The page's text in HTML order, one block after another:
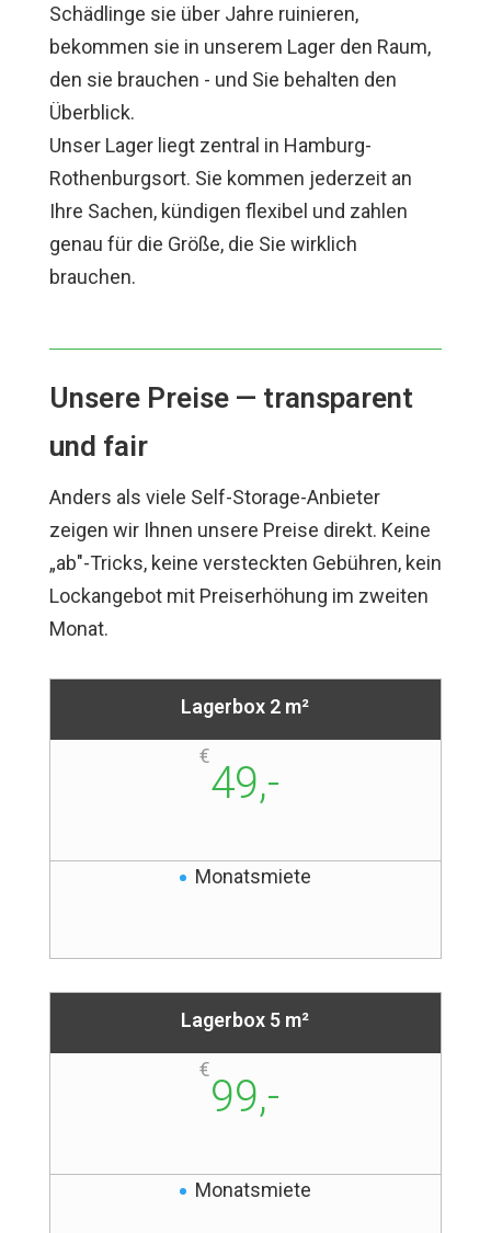
Schädlinge sie über Jahre ruinieren,
bekommen sie in unserem Lager den Raum,
den sie brauchen - und Sie behalten den
Überblick.
Unser Lager liegt zentral in Hamburg-
Rothenburgsort. Sie kommen jederzeit an
Ihre Sachen, kündigen flexibel und zahlen
genau für die Größe, die Sie wirklich
brauchen.
Unsere Preise — transparent
und fair
Anders als viele Self-Storage-Anbieter
zeigen wir Ihnen unsere Preise direkt. Keine
„ab"-Tricks, keine versteckten Gebühren, kein
Lockangebot mit Preiserhöhung im zweiten
Monat.
Lagerbox 2 m²
€
49,-
Monatsmiete
Lagerbox 5 m²
€
99,-
Monatsmiete